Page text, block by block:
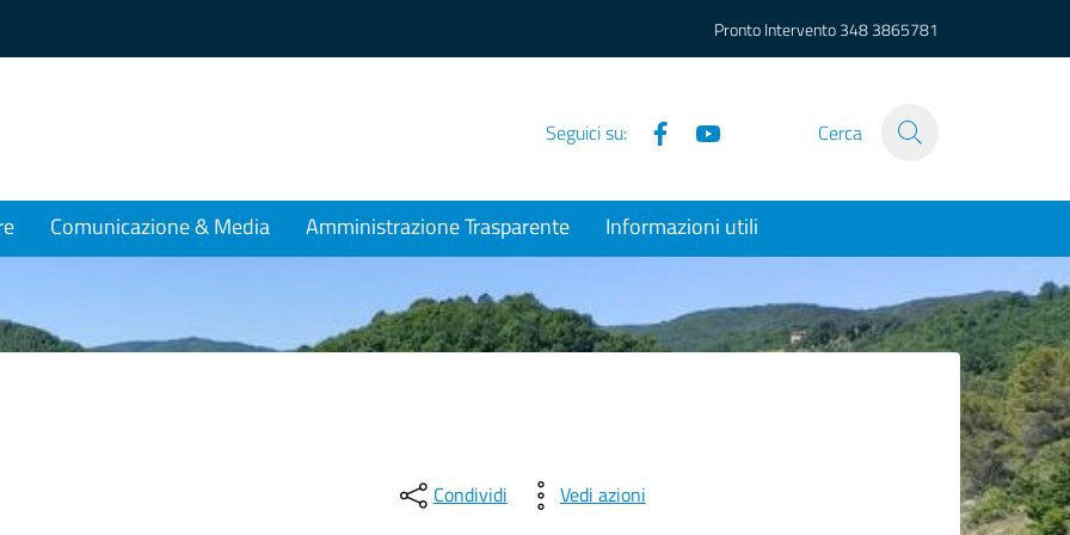
Pronto Intervento348 3865781
Seguici su: Facebook Cerca
Comunicazione & Media Amministrazione Trasparente Informazioni utili
Condividi Vedi azioni